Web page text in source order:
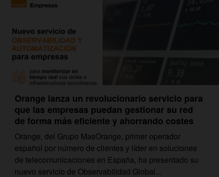
Orange lanza un revolucionario servicio para
que las empresas puedan gestionar su red
de forma más eficiente y ahorrando costes
Orange, del Grupo MasOrange, primer operador
español por número de clientes y líder en soluciones
de telecomunicaciones en España, ha presentado su
nuevo servicio de Observabilidad Global...